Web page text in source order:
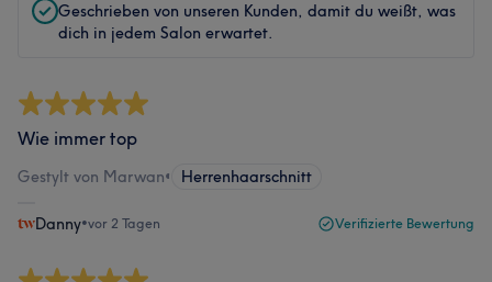
Geschrieben von unseren Kunden, damit du weißt, was
dich in jedem Salon erwartet.
Wie immer top
Gestylt von Marwan• Herrenhaarschnitt
Danny•vor 2 Tagen Verifizierte Bewertung